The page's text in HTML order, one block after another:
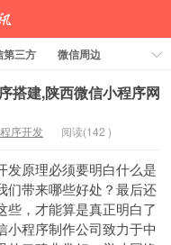
第三方
微信周边
搭建,陕西微信小程序网
序开发 阅读(142 )
发原理必须要明白什么是
们带来哪些好处？最后还
些，才能算是真正明白了
小程序制作公司致力于中